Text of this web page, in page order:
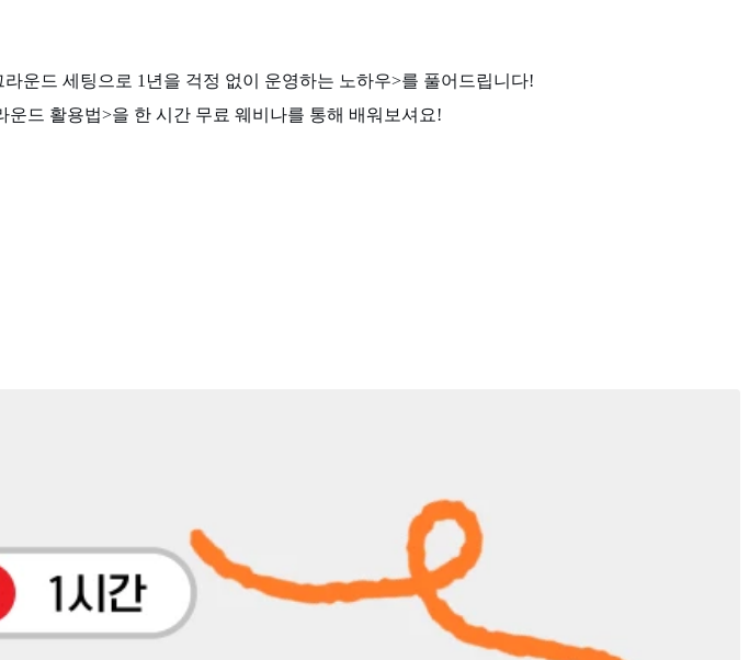
운드 세팅으로 1년을 걱정 없이 운영하는 노하우>를 풀어드립니다!
드 활용법>을 한 시간 무료 웨비나를 통해 배워보셔요!